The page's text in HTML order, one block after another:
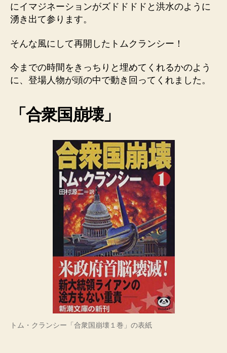
にイマジネーションがズドドドドと洪水のように
湧き出て参ります。
そんな風にして再開したトムクランシー！
今までの時間をきっちりと埋めてくれるかのよう
に、登場人物が頭の中で動き回ってくれました。
「合衆国崩壊」
トム・クランシー「合衆国崩壊１巻」の表紙